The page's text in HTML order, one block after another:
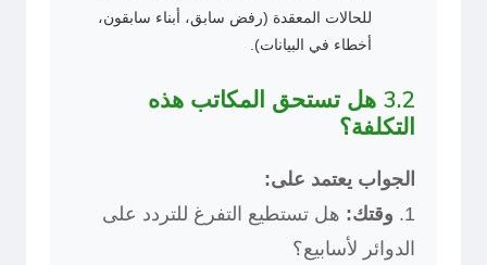
للحالات المعقدة (رفض سابق، أبناء سابقون،
أخطاء في البيانات).
3.2 هل تستحق المكاتب هذه
التكلفة؟
الجواب يعتمد على:
1. وقتك: هل تستطيع التفرغ للتردد على
الدوائر لأسابيع؟